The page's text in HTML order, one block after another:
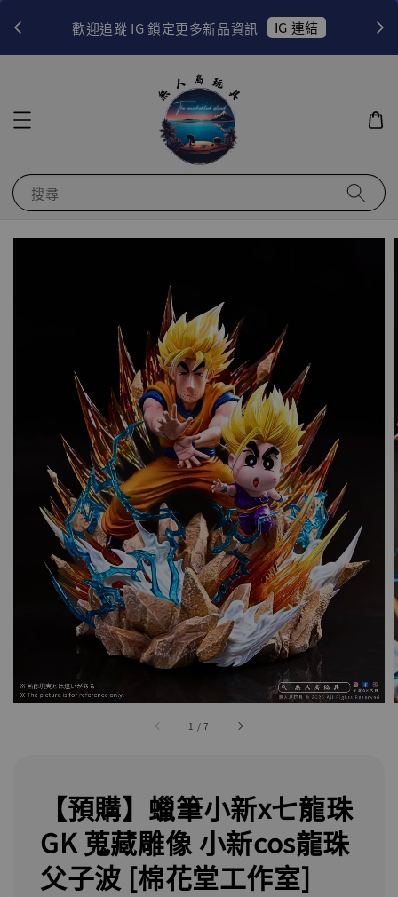
歡迎追蹤 IG 鎖定更多新品資訊 IG 連結
搜尋
1 /7
【預購】蠟筆小新x七龍珠
GK 蒐藏雕像 小新cos龍珠
父子波 [棉花堂工作室]